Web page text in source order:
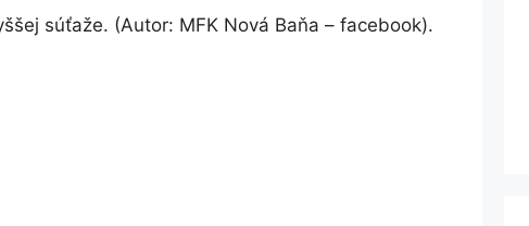
súťaže. (Autor: MFK Nová Baňa – facebook).